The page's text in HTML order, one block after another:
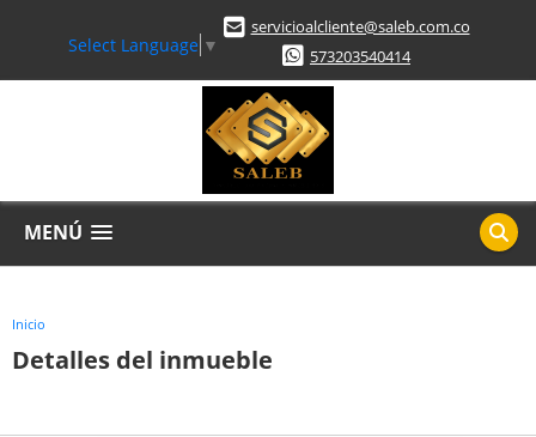
Select Language ▼
servicioalcliente@saleb.com.co
573203540414
MENÚ
Inicio
Detalles del inmueble